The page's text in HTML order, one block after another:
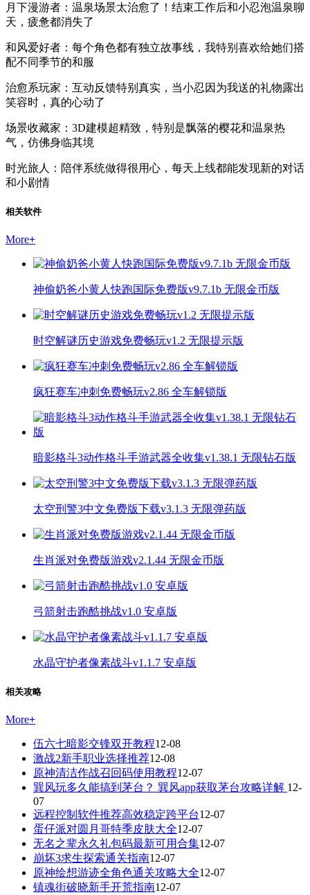
月下漫游者：温泉场景太治愈了！结束工作后和小忍泡温泉聊
天，疲惫都消失了
和风爱好者：每个角色都有独立故事线，我特别喜欢给她们搭
配不同季节的和服
治愈系玩家：互动反馈特别真实，当小忍因为我送的礼物露出
笑容时，真的心动了
场景收藏家：3D建模超精致，特别是飘落的樱花和温泉热
气，仿佛身临其境
时光旅人：陪伴系统做得很用心，每天上线都能发现新的对话
和小剧情
相关软件
More+
神偷奶爸小黄人快跑国际免费版v9.7.1b 无限金币版
时空解谜历史游戏免费畅玩v1.2 无限提示版
疯狂赛车冲刺免费畅玩v2.86 全车解锁版
暗影格斗3动作格斗手游武器全收集v1.38.1 无限钻石版
太空刑警3中文免费版下载v3.1.3 无限弹药版
生肖派对免费版游戏v2.1.44 无限金币版
弓箭射击跑酷挑战v1.0 安卓版
水晶守护者像素战斗v1.1.7 安卓版
相关攻略
More+
伍六七暗影交锋双开教程12-08
激战2新手职业选择推荐12-08
原神清洁作战召回码使用教程12-07
巽风玩多久能搞到茅台？ 巽风app获取茅台攻略详解 12-
07
远程控制软件推荐高效稳定跨平台12-07
蛋仔派对圆月哥特季皮肤大全12-07
无名之辈永久礼包码最新可用合集12-07
崩坏3求生探索通关指南12-07
原神绘想游迹全角色通关攻略大全12-07
镇魂街破晓新手开荒指南12-07